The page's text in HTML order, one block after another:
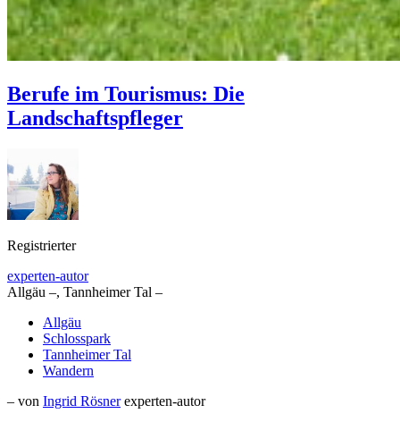
Berufe im Tourismus: Die
Landschaftspfleger
Registrierter
experten-autor
Allgäu –, Tannheimer Tal –
Allgäu
Schlosspark
Tannheimer Tal
Wandern
– von Ingrid Rösner experten-autor